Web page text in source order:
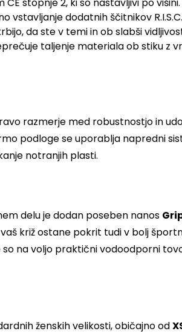
stopnje 2, ki so nastavljivi po višini.
dodatnih ščitnikov
da ste v temi in ob slabši
taljenje materiala ob stiku z
razmerje med robustnostjo in
podloge se uporablja napredni
notranjih plasti.
delu je dodan poseben nanos
križ ostane pokrit tudi v bolj
so na voljo praktični vodoodporni
ženskih velikosti, običajno od